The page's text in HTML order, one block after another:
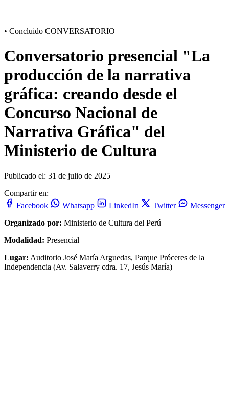
• Concluido CONVERSATORIO
Conversatorio presencial "La
producción de la narrativa
gráfica: creando desde el
Concurso Nacional de
Narrativa Gráfica" del
Ministerio de Cultura
Publicado el: 31 de julio de 2025
Compartir en:
Facebook
Whatsapp LinkedIn Twitter
Messenger
Organizado por: Ministerio de Cultura del Perú
Modalidad: Presencial
Lugar: Auditorio José María Arguedas, Parque Próceres de la
Independencia (Av. Salaverry cdra. 17, Jesús María)